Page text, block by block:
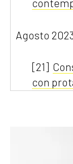
Agosto
[21]
con